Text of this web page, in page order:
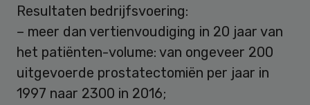
Resultaten bedrijfsvoering:
– meer dan vertienvoudiging in 20 jaar van
het patiënten-volume: van ongeveer 200
uitgevoerde prostatectomiën per jaar in
1997 naar 2300 in 2016;